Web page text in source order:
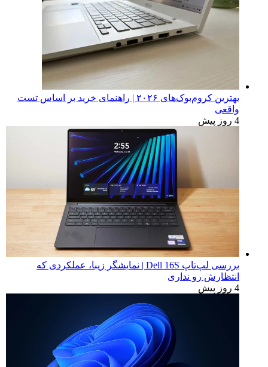
بهترین کروم‌بوک‌های ۲۰۲۶ | راهنمای خرید بر اساس تست
واقعی
4 روز پیش
بررسی لپ‌تاپ Dell 16S | نمایشگر زیبا، عملکردی که
انتظارش رو نداری
4 روز پیش